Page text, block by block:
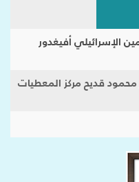
الإسرائيلي أفيغدور
قديح مركز المعطيات